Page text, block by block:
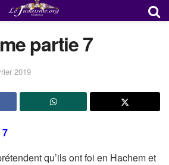
partie 7
2019
qu’ils ont foi en Hachem et